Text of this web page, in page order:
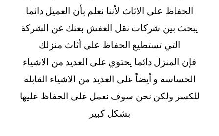
الحفاظ على الاثاث لأننا نعلم بأن العميل دائما
يبحث بين شركات نقل العفش بعنك عن الشركة
التي تستطيع الحفاظ على أثاث منزلك
فإن المنزل دائما يحتوي على العديد من الاشياء
الحساسة و أيضاً على العديد من الاشياء القابلة
للكسر ولكن نحن سوف نعمل على الحفاظ عليها
بشكل كبير